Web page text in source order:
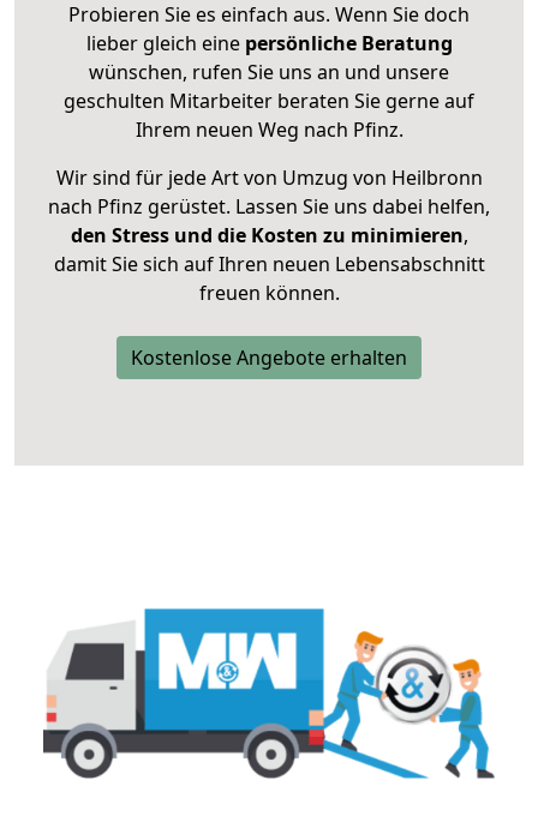
Probieren Sie es einfach aus. Wenn Sie doch
lieber gleich eine persönliche Beratung
wünschen, rufen Sie uns an und unsere
geschulten Mitarbeiter beraten Sie gerne auf
Ihrem neuen Weg nach Pfinz.
Wir sind für jede Art von Umzug von Heilbronn
nach Pfinz gerüstet. Lassen Sie uns dabei helfen,
den Stress und die Kosten zu minimieren,
damit Sie sich auf Ihren neuen Lebensabschnitt
freuen können.
Kostenlose Angebote erhalten